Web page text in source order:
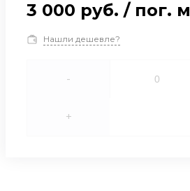
3 000 руб. / пог. м
Нашли дешевле?
-
+